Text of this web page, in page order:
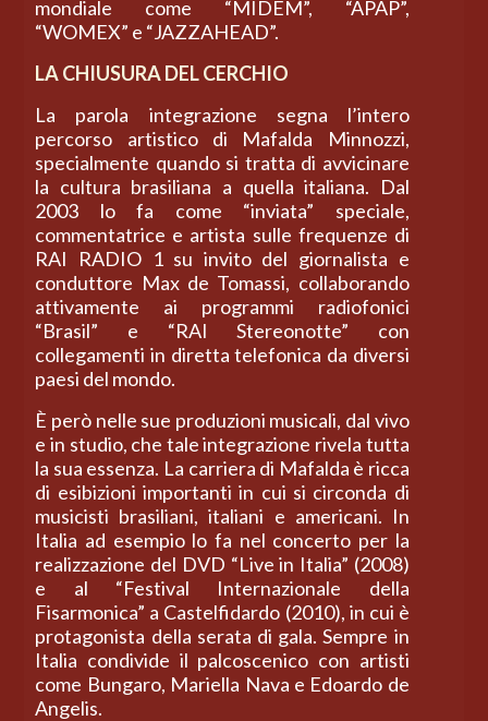
mondiale come “MIDEM”, “APAP”,
“WOMEX” e “JAZZAHEAD”.
LA CHIUSURA DEL CERCHIO
La parola integrazione segna l’intero
percorso artistico di Mafalda Minnozzi,
specialmente quando si tratta di avvicinare
la cultura brasiliana a quella italiana. Dal
2003 lo fa come “inviata” speciale,
commentatrice e artista sulle frequenze di
RAI RADIO 1 su invito del giornalista e
conduttore Max de Tomassi, collaborando
attivamente ai programmi radiofonici
“Brasil” e “RAI Stereonotte” con
collegamenti in diretta telefonica da diversi
paesi del mondo.
È però nelle sue produzioni musicali, dal vivo
e in studio, che tale integrazione rivela tutta
la sua essenza. La carriera di Mafalda è ricca
di esibizioni importanti in cui si circonda di
musicisti brasiliani, italiani e americani. In
Italia ad esempio lo fa nel concerto per la
realizzazione del DVD “Live in Italia” (2008)
e al “Festival Internazionale della
Fisarmonica” a Castelfidardo (2010), in cui è
protagonista della serata di gala. Sempre in
Italia condivide il palcoscenico con artisti
come Bungaro, Mariella Nava e Edoardo de
Angelis.